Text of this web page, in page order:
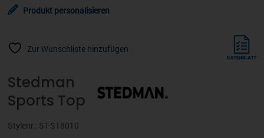
Produkt personalisieren
Zur Wunschliste hinzufügen
Stedman
Sports Top
Stylenr.: ST-ST8010